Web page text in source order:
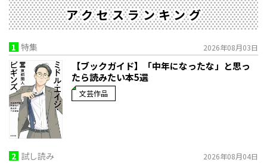
アクセスランキング
1 特集 2026年08月03日
【ブックガイド】「中年になったな」と思っ
たら読みたい本5選
文芸作品
2 試し読み 2026年08月04日